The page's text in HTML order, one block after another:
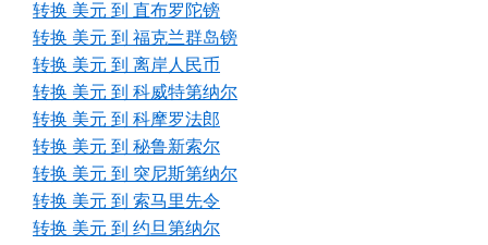
转换 美元 到 直布罗陀镑
转换 美元 到 福克兰群岛镑
转换 美元 到 离岸人民币
转换 美元 到 科威特第纳尔
转换 美元 到 科摩罗法郎
转换 美元 到 秘鲁新索尔
转换 美元 到 突尼斯第纳尔
转换 美元 到 索马里先令
转换 美元 到 约旦第纳尔